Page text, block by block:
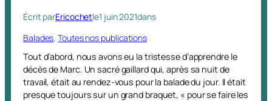
Écrit parEricochetle1 juin 2021dans
Balades, Toutes nos publications
Tout d’abord, nous avons eu la tristesse d’apprendre le
décès de Marc. Un sacré gaillard qui, après sa nuit de
travail, était au rendez-vous pour la balade du jour. Il était
presque toujours sur un grand braquet, « pour se faire les